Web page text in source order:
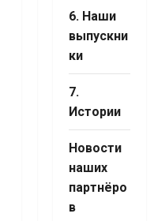
6. Наши
выпускни
ки
7.
Истории
Новости
наших
партнёро
в